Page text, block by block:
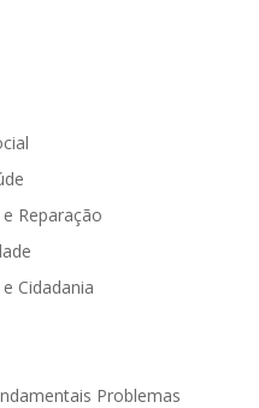
Reparação
Cidadania
Problemas